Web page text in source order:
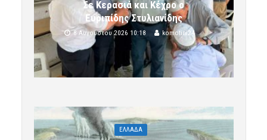
Σε Κερασιά και Κέχρο ο
Ευριπίδης Στυλιανίδης
8 Αυγούστου 2026 10:18 komotini24
ΕΛΛΑΔΑ